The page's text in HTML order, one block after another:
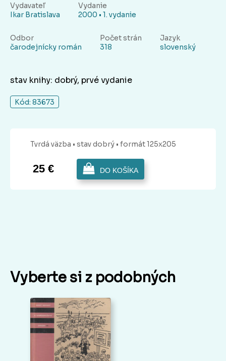
Vydavateľ
Ikar Bratislava
Vydanie
2000 • 1. vydanie
Odbor
čarodejnícky román
Počet strán
318
Jazyk
slovenský
stav knihy: dobrý, prvé vydanie
Kód: 83673
Tvrdá väzba • stav dobrý • formát 125x205
25 € DO KOŠÍKA
Vyberte si z podobných